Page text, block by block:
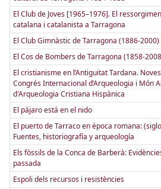
El Club de Joves [1965–1976]. El
catalana i catalanista a Tarragona
El Club Gimnàstic de Tarragona (1886-2000)
El Cos de Bombers de Tarragona (1858-
El cristianisme en l’Antiguitat Tardana.
Congrés Internacional d’Arqueologia i Món
d'Arqueologia Cristiana Hispànica
El pájaro está en el nido
El puerto de Tarraco en época romana:
Fuentes, historiografía y arqueología
Els fòssils de la Conca de Barberà:
passada
Espoli dels recursos i resistències